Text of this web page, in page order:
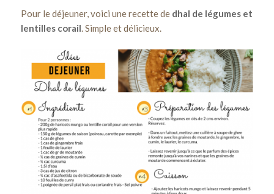
Pour le déjeuner, voici une recette de dhal de légumes et
lentilles corail. Simple et délicieux.